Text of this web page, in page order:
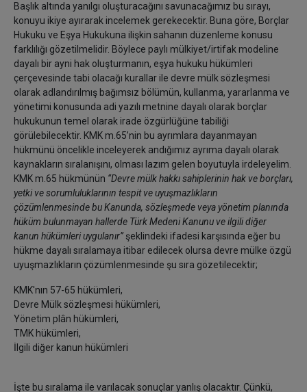
Başlık altında yanılgı oluşturacağını savunacağımız bu sırayı,
konuyu ikiye ayırarak incelemek gerekecektir. Buna göre, Borçlar
Hukuku ve Eşya Hukukuna ilişkin sahanın düzenleme konusu
farklılığı gözetilmelidir. Böylece paylı mülkiyet/irtifak modeline
dayalı bir ayni hak oluşturmanın, eşya hukuku hükümleri
çerçevesinde tabi olacağı kurallar ile devre mülk sözleşmesi
olarak adlandırılmış bağımsız bölümün, kullanma, yararlanma ve
yönetimi konusunda adi yazılı metnine dayalı olarak borçlar
hukukunun temel olarak irade özgürlüğüne tabiliği
görülebilecektir. KMK m.65’nin bu ayrımlara dayanmayan
hükmünü öncelikle inceleyerek andığımız ayrıma dayalı olarak
kaynakların sıralanışını, olması lazım gelen boyutuyla irdeleyelim.
KMK m.65 hükmünün ‘‘Devre mülk hakkı sahiplerinin hak ve borçları,
yetki ve sorumluluklarının tespit ve uyuşmazlıkların
çözümlenmesinde bu Kanunda, sözleşmede veya yönetim planında
hüküm bulunmayan hallerde Türk Medeni Kanunu ve ilgili diğer
kanun hükümleri uygulanır’’ şeklindeki ifadesi karşısında eğer bu
hükme dayalı sıralamaya itibar edilecek olursa devre mülke özgü
uyuşmazlıkların çözümlenmesinde şu sıra gözetilecektir;
KMK'nın 57-65 hükümleri,
Devre Mülk sözleşmesi hükümleri,
Yönetim plân hükümleri,
TMK hükümleri,
İlgili diğer kanun hükümleri
İşte bu sıralama ile varılacak sonuçlar yanlış olacaktır. Çünkü,